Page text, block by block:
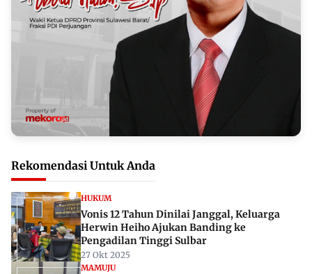
Rekomendasi Untuk Anda
HUKUM
Vonis 12 Tahun Dinilai Janggal, Keluarga
Herwin Heiho Ajukan Banding ke
Pengadilan Tinggi Sulbar
27 Okt 2025
MAMUJU